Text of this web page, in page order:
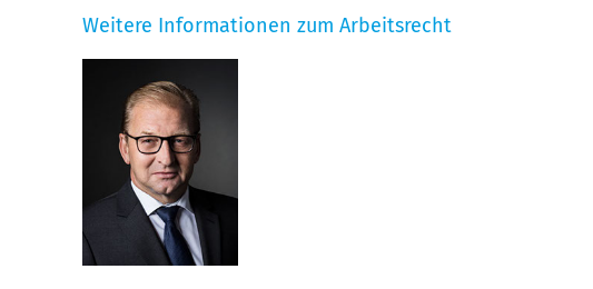
Weitere Informationen zum Arbeitsrecht